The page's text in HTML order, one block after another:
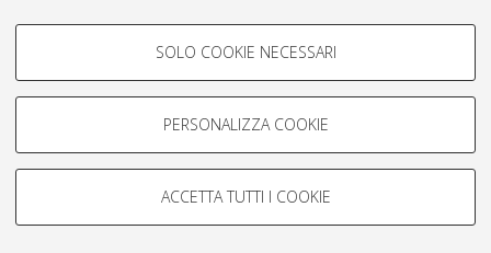
COOKIE DI PROFILAZIONE -
Si tratta di cookie utilizzati per analizzare le caratteristiche della
navigazione degli utenti, creare profili in base al loro comportamento
Mostra cookie di profilazione
COOKIE TECNICI - NECESSARI
SOLO COOKIE NECESSARI
PERSONALIZZA COOKIE
ACCETTA TUTTI I COOKIE
Impostazioni Cookie
Informativa sulla privacy
Condizioni d’uso del sito